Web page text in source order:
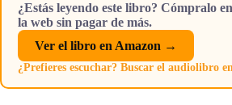
¿Estás leyendo este libro? Cómpralo
la web sin pagar de más.
Ver el libro en Amazon →
¿Prefieres escuchar? Buscar el audiolibro